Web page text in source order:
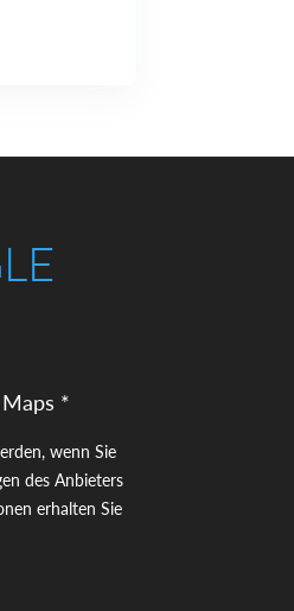
*
wenn Sie
des Anbieters
erhalten Sie